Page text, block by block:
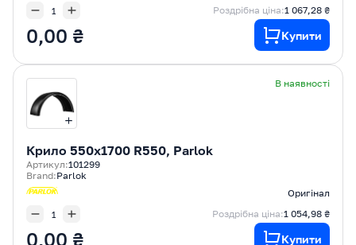
Роздрібна ціна:1 067,28 ₴
0,00 ₴ Купити
В наявності
Крилo 550x1700 R550, Parlok
Артикул:101299
Brand:Parlok
Оригінал
Роздрібна ціна:1 054,98 ₴
0,00 ₴ Купити